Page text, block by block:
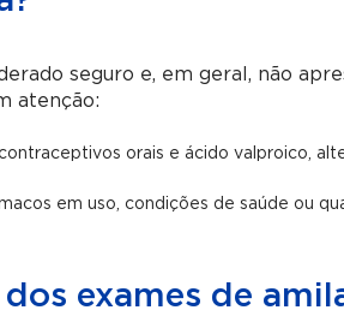
seguro e, em geral, não
atenção:
orais e ácido valproico,
em uso, condições de saúde ou
exames de